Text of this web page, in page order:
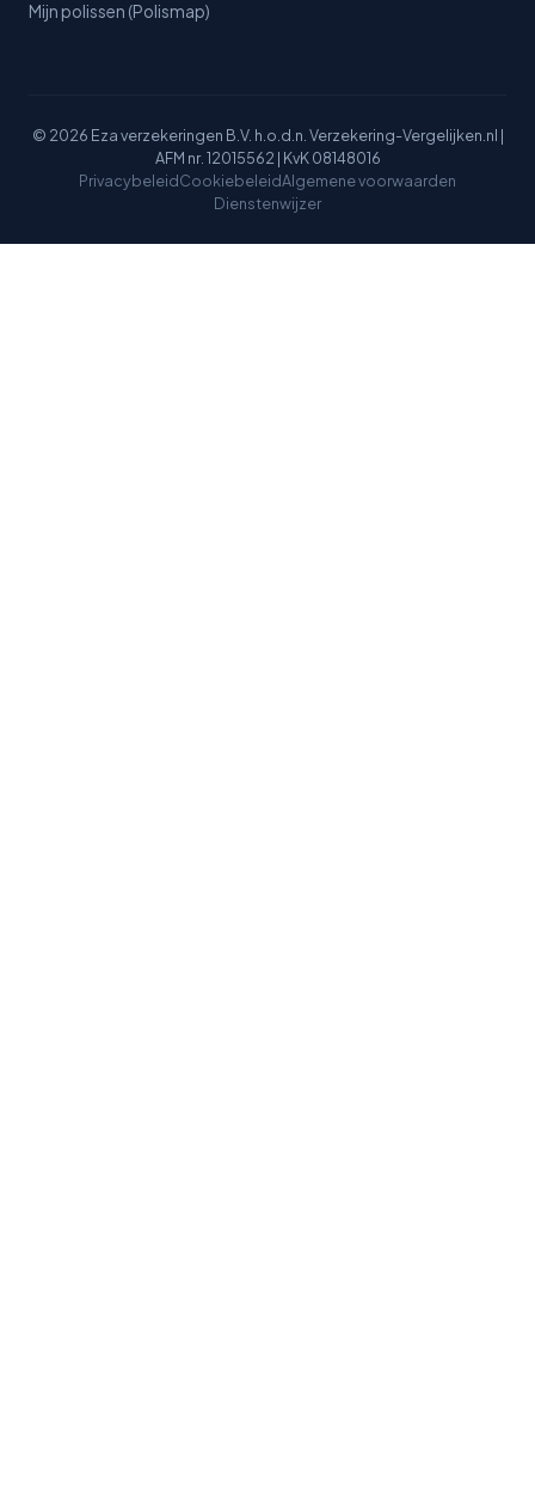
Mijn polissen (Polismap)
© 2026 Eza verzekeringen B.V. h.o.d.n. Verzekering-Vergelijken.nl |
AFM nr. 12015562 | KvK 08148016
PrivacybeleidCookiebeleidAlgemene voorwaarden
Dienstenwijzer